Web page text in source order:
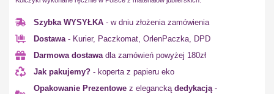
Szybka WYSYŁKA - w dniu złożenia zamówienia
Dostawa- Kurier, Paczkomat, OrlenPaczka, DPD
Darmowa dostawadla zamówień powyżej 180zł
Jak pakujemy? - koperta z papieru eko
Opakowanie Prezentowe z eleganckądedykacją-